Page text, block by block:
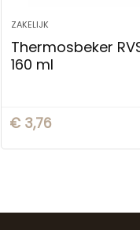
ZAKELIJK
Thermosbeker
160 ml
€3,76